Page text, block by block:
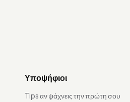
Υποψήφιοι
Tips αν ψάχνεις την πρώτη σου